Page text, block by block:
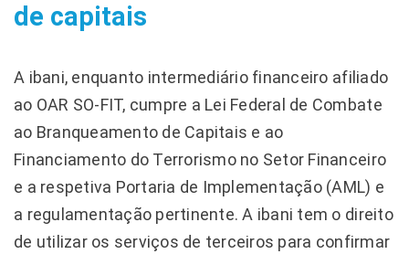
de capitais
A ibani, enquanto intermediário financeiro afiliado
ao OAR SO-FIT, cumpre a Lei Federal de Combate
ao Branqueamento de Capitais e ao
Financiamento do Terrorismo no Setor Financeiro
e a respetiva Portaria de Implementação (AML) e
a regulamentação pertinente. A ibani tem o direito
de utilizar os serviços de terceiros para confirmar